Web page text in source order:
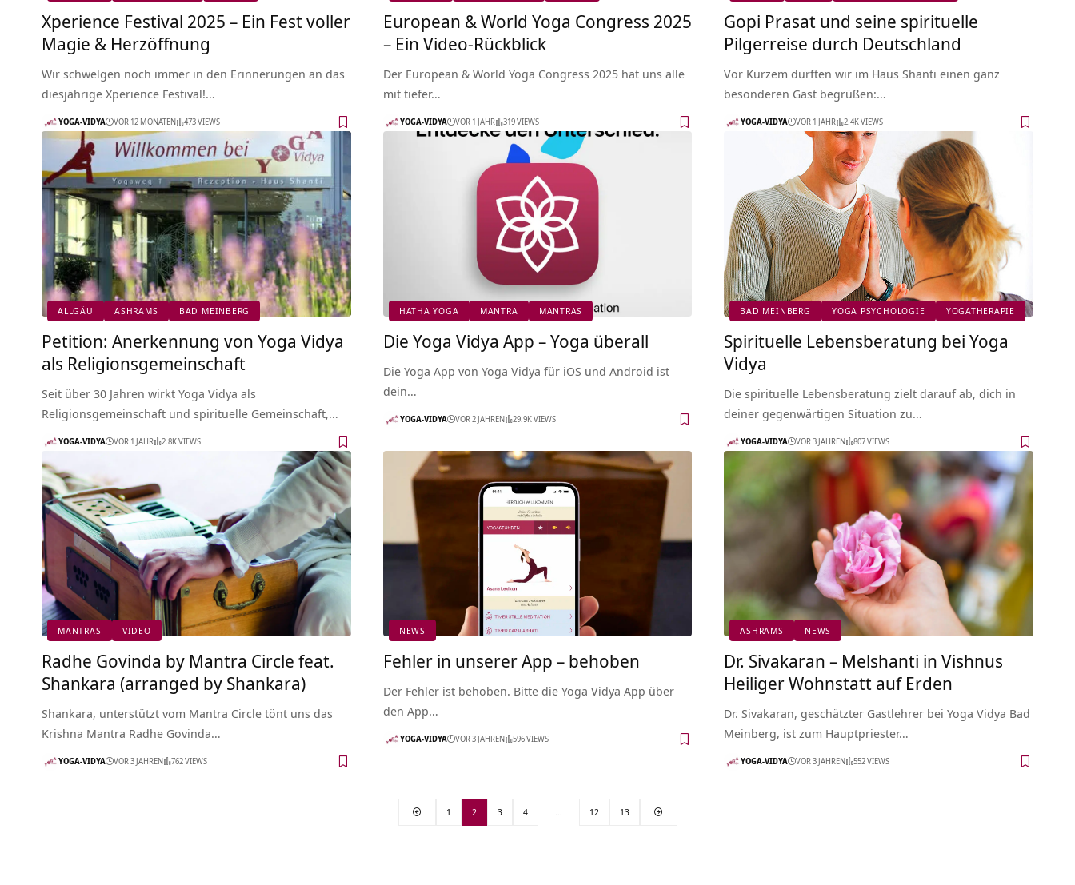
Xperience Festival 2025 – Ein Fest voller
Magie & Herzöffnung
Wir schwelgen noch immer in den Erinnerungen an das
diesjährige Xperience Festival!…
YOGA-VIDYA VOR 12 MONATEN 473 VIEWS
European & World Yoga Congress 2025
– Ein Video-Rückblick
Der European & World Yoga Congress 2025 hat uns alle
mit tiefer…
YOGA-VIDYA VOR 1 JAHR 319 VIEWS
Gopi Prasat und seine spirituelle
Pilgerreise durch Deutschland
Vor Kurzem durften wir im Haus Shanti einen ganz
besonderen Gast begrüßen:…
YOGA-VIDYA VOR 1 JAHR 2.4K VIEWS
ALLGÄU ASHRAMS BAD MEINBERG
Petition: Anerkennung von Yoga Vidya
als Religionsgemeinschaft
Seit über 30 Jahren wirkt Yoga Vidya als
Religionsgemeinschaft und spirituelle Gemeinschaft,…
YOGA-VIDYA VOR 1 JAHR 2.8K VIEWS
HATHA YOGA MANTRA MANTRAS
Die Yoga Vidya App – Yoga überall
Die Yoga App von Yoga Vidya für iOS und Android ist
dein…
YOGA-VIDYA VOR 2 JAHREN 29.9K VIEWS
BAD MEINBERG YOGA PSYCHOLOGIE YOGATHERAPIE
Spirituelle Lebensberatung bei Yoga
Vidya
Die spirituelle Lebensberatung zielt darauf ab, dich in
deiner gegenwärtigen Situation zu…
YOGA-VIDYA VOR 3 JAHREN 807 VIEWS
MANTRAS VIDEO
Radhe Govinda by Mantra Circle feat.
Shankara (arranged by Shankara)
Shankara, unterstützt vom Mantra Circle tönt uns das
Krishna Mantra Radhe Govinda…
YOGA-VIDYA VOR 3 JAHREN 762 VIEWS
NEWS
Fehler in unserer App – behoben
Der Fehler ist behoben. Bitte die Yoga Vidya App über
den App…
YOGA-VIDYA VOR 3 JAHREN 596 VIEWS
ASHRAMS NEWS
Dr. Sivakaran – Melshanti in Vishnus
Heiliger Wohnstatt auf Erden
Dr. Sivakaran, geschätzter Gastlehrer bei Yoga Vidya Bad
Meinberg, ist zum Hauptpriester…
YOGA-VIDYA VOR 3 JAHREN 552 VIEWS
1 2 3 4 12 13